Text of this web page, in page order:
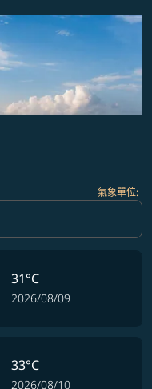
氣象單位:
31°C
2026/08/09
33°C
2026/08/10